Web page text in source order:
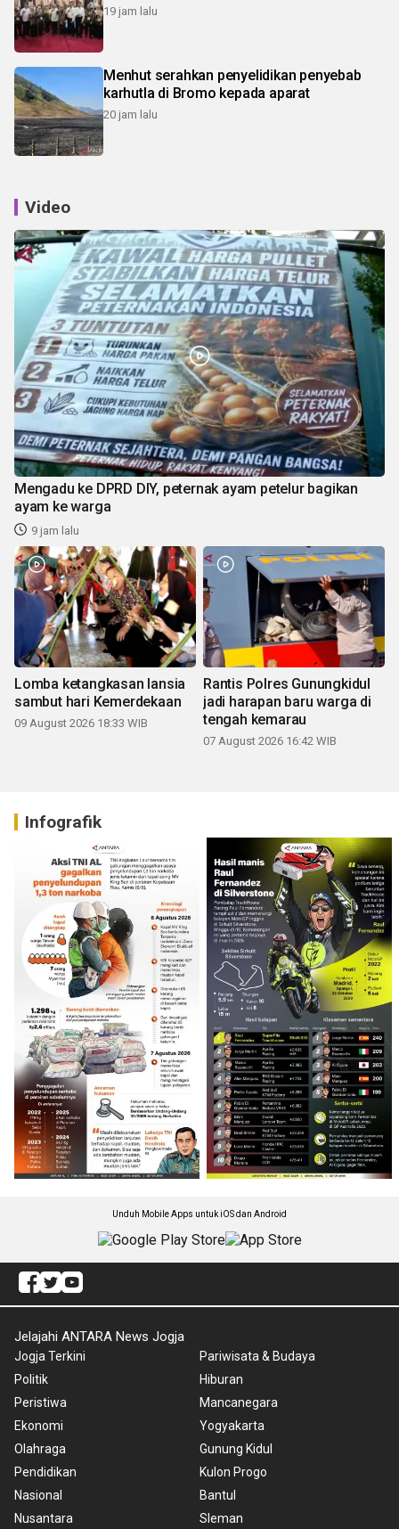
19 jam lalu
Menhut serahkan penyelidikan penyebab
karhutla di Bromo kepada aparat
20 jam lalu
Video
Mengadu ke DPRD DIY, peternak ayam petelur bagikan
ayam ke warga
9 jam lalu
Lomba ketangkasan lansia
sambut hari Kemerdekaan
09 August 2026 18:33 WIB
Rantis Polres Gunungkidul
jadi harapan baru warga di
tengah kemarau
07 August 2026 16:42 WIB
Infografik
Unduh Mobile Apps untuk iOS dan Android
Jelajahi ANTARA News Jogja
Jogja Terkini
Politik
Peristiwa
Ekonomi
Olahraga
Pendidikan
Nasional
Nusantara
Pariwisata & Budaya
Hiburan
Mancanegara
Yogyakarta
Gunung Kidul
Kulon Progo
Bantul
Sleman